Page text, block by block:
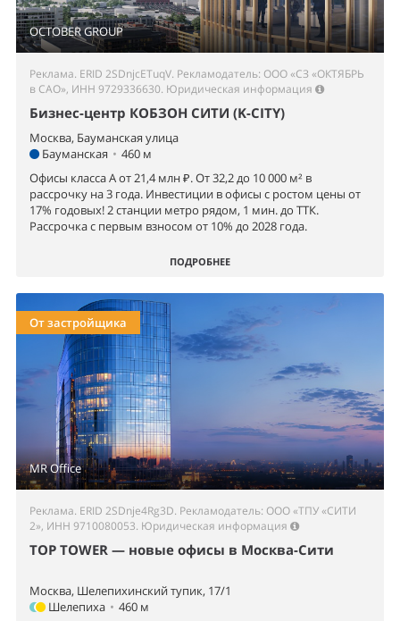
OCTOBER GROUP
Реклама. ERID 2SDnjcETuqV. Рекламодатель: ООО «СЗ «ОКТЯБРЬ
в САО», ИНН 9729336630. Юридическая информация
Бизнес-центр КОБЗОН СИТИ (K-CITY)
Москва, Бауманская улица
Бауманская • 460 м
Офисы класса А от 21,4 млн ₽. От 32,2 до 10 000 м² в
рассрочку на 3 года. Инвестиции в офисы с ростом цены от
17% годовых! 2 станции метро рядом, 1 мин. до ТТК.
Рассрочка с первым взносом от 10% до 2028 года.
ПОДРОБНЕЕ
MR Office
От застройщика
Реклама. ERID 2SDnje4Rg3D. Рекламодатель: ООО «ТПУ «СИТИ
2», ИНН 9710080053. Юридическая информация
TOP TOWER — новые офисы в Москва-Сити
Москва, Шелепихинский тупик, 17/1
Шелепиха • 460 м